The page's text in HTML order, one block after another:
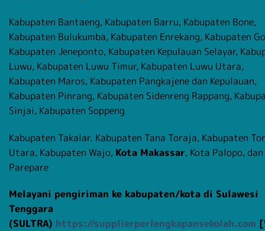
Kabupaten Bantaeng, Kabupaten Barru, Kabupaten Bone,
Kabupaten Bulukumba, Kabupaten Enrekang, Kabupaten
Kabupaten Jeneponto, Kabupaten Kepulauan Selayar,
Luwu, Kabupaten Luwu Timur, Kabupaten Luwu Utara,
Kabupaten Maros, Kabupaten Pangkajene dan Kepulauan,
Kabupaten Pinrang, Kabupaten Sidenreng Rappang,
Sinjai, Kabupaten Soppeng
Kabupaten Takalar. Kabupaten Tana Toraja, Kabupaten
Utara, Kabupaten Wajo, Kota Makassar, Kota Palopo,
Parepare
Melayani pengiriman ke kabupaten/kota di Sulawesi
Tenggara
(SULTRA) https://supplierperlengkapansekolah.com